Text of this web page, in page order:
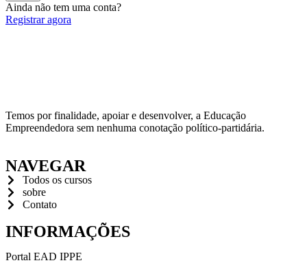
Ainda não tem uma conta?
Registrar agora
Temos por finalidade, apoiar e desenvolver, a Educação
Empreendedora sem nenhuma conotação político-partidária.
NAVEGAR
Todos os cursos
sobre
Contato
INFORMAÇÕES
Portal EAD IPPE